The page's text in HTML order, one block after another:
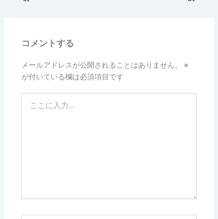
コメントする
メールアドレスが公開されることはありません。
※
が付いている欄は必須項目です